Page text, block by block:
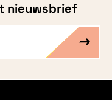
nieuwsbrief